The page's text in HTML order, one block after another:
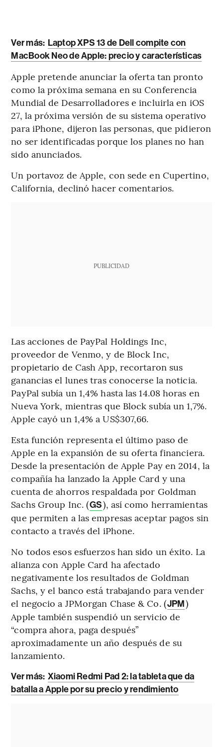
Ver más: Laptop XPS 13 de Dell compite con
MacBook Neo de Apple: precio y características
Apple pretende anunciar la oferta tan pronto
como la próxima semana en su Conferencia
Mundial de Desarrolladores e incluirla en iOS
27, la próxima versión de su sistema operativo
para iPhone, dijeron las personas, que pidieron
no ser identificadas porque los planes no han
sido anunciados.
Un portavoz de Apple, con sede en Cupertino,
California, declinó hacer comentarios.
PUBLICIDAD
Las acciones de PayPal Holdings Inc,
proveedor de Venmo, y de Block Inc,
propietario de Cash App, recortaron sus
ganancias el lunes tras conocerse la noticia.
PayPal subía un 1,4% hasta las 14.08 horas en
Nueva York, mientras que Block subía un 1,7%.
Apple cayó un 1,4% a US$307,66.
Esta función representa el último paso de
Apple en la expansión de su oferta financiera.
Desde la presentación de Apple Pay en 2014, la
compañía ha lanzado la Apple Card y una
cuenta de ahorros respaldada por Goldman
Sachs Group Inc. (GS), así como herramientas
que permiten a las empresas aceptar pagos sin
contacto a través del iPhone.
No todos esos esfuerzos han sido un éxito. La
alianza con Apple Card ha afectado
negativamente los resultados de Goldman
Sachs, y el banco está trabajando para vender
el negocio a JPMorgan Chase & Co. (JPM)
Apple también suspendió un servicio de
“compra ahora, paga después”
aproximadamente un año después de su
lanzamiento.
Ver más: Xiaomi Redmi Pad 2: la tableta que da
batalla a Apple por su precio y rendimiento